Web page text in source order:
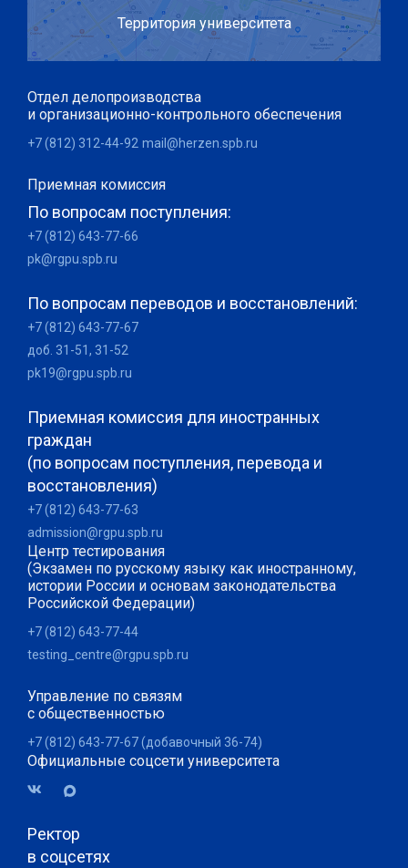
Территория университета
Отдел делопроизводства
и организационно-контрольного обеспечения
+7 (812) 312-44-92 mail@herzen.spb.ru
Приемная комиссия
По вопросам поступления:
+7 (812) 643-77-66
pk@rgpu.spb.ru
По вопросам переводов и восстановлений:
+7 (812) 643-77-67
доб. 31-51, 31-52
pk19@rgpu.spb.ru
Приемная комиссия для иностранных
граждан
(по вопросам поступления, перевода и
восстановления)
+7 (812) 643-77-63
admission@rgpu.spb.ru
Центр тестирования
(Экзамен по русскому языку как иностранному,
истории России и основам законодательства
Российской Федерации)
+7 (812) 643-77-44
testing_centre@rgpu.spb.ru
Управление по связям
с общественностью
+7 (812) 643-77-67 (добавочный 36-74)
Официальные соцсети университета
Ректор
в соцсетях